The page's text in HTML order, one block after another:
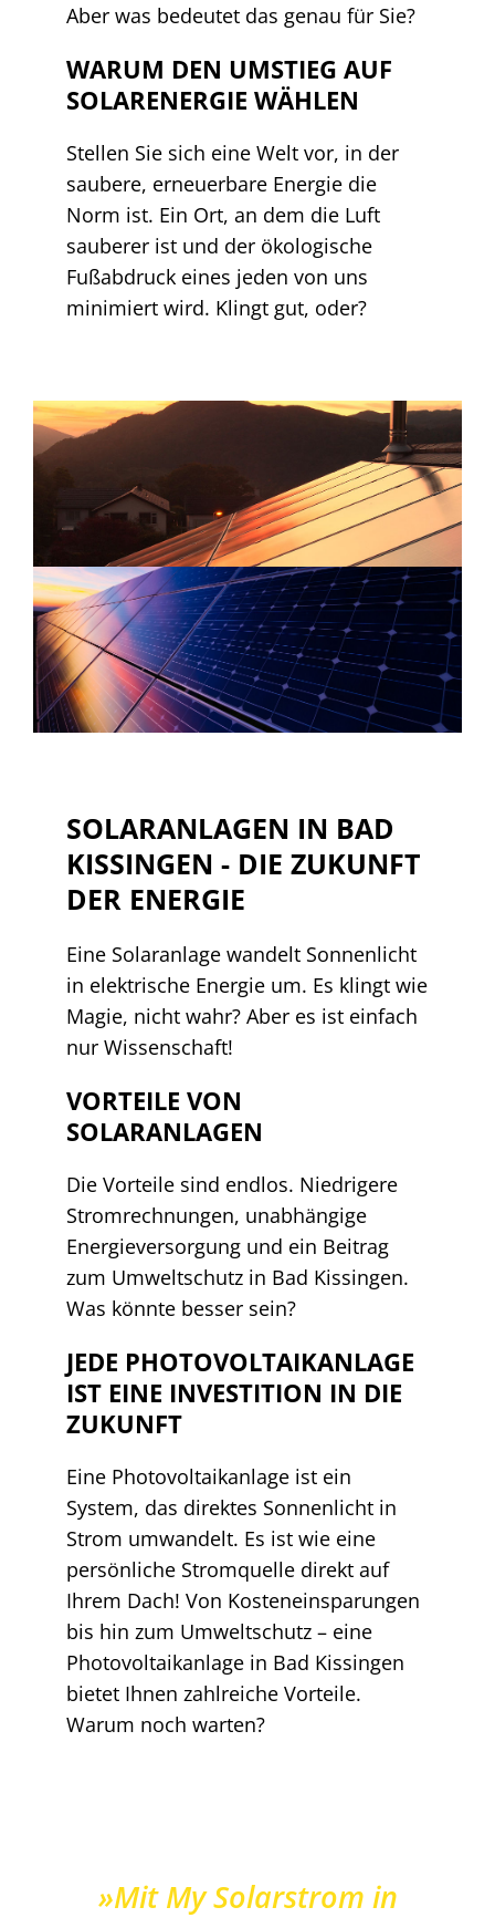
Aber was bedeutet das genau für Sie?
WARUM DEN UMSTIEG AUF
SOLARENERGIE WÄHLEN
Stellen Sie sich eine Welt vor, in der
saubere, erneuerbare Energie die
Norm ist. Ein Ort, an dem die Luft
sauberer ist und der ökologische
Fußabdruck eines jeden von uns
minimiert wird. Klingt gut, oder?
SOLARANLAGEN IN BAD
KISSINGEN - DIE ZUKUNFT
DER ENERGIE
Eine Solaranlage wandelt Sonnenlicht
in elektrische Energie um. Es klingt wie
Magie, nicht wahr? Aber es ist einfach
nur Wissenschaft!
VORTEILE VON
SOLARANLAGEN
Die Vorteile sind endlos. Niedrigere
Stromrechnungen, unabhängige
Energieversorgung und ein Beitrag
zum Umweltschutz in Bad Kissingen.
Was könnte besser sein?
JEDE PHOTOVOLTAIKANLAGE
IST EINE INVESTITION IN DIE
ZUKUNFT
Eine Photovoltaikanlage ist ein
System, das direktes Sonnenlicht in
Strom umwandelt. Es ist wie eine
persönliche Stromquelle direkt auf
Ihrem Dach! Von Kosteneinsparungen
bis hin zum Umweltschutz – eine
Photovoltaikanlage in Bad Kissingen
bietet Ihnen zahlreiche Vorteile.
Warum noch warten?
»Mit My Solarstrom in